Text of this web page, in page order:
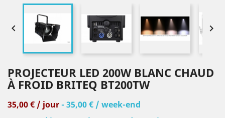
 
PROJECTEUR LED 200W BLANC CHAUD
À FROID BRITEQ BT200TW
35,00 € / jour- 35,00 € / week-end